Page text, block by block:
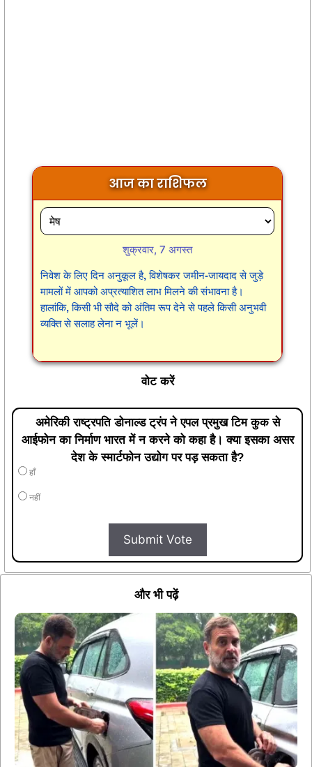
आज का राशिफल
शुक्रवार, 7 अगस्त
निवेश के लिए दिन अनुकूल है, विशेषकर जमीन-जायदाद से जुड़े
मामलों में आपको अप्रत्याशित लाभ मिलने की संभावना है।
हालांकि, किसी भी सौदे को अंतिम रूप देने से पहले किसी अनुभवी
व्यक्ति से सलाह लेना न भूलें।
वोट करें
अमेरिकी राष्ट्रपति डोनाल्ड ट्रंप ने एपल प्रमुख टिम कुक से
आईफोन का निर्माण भारत में न करने को कहा है। क्या इसका असर
देश के स्मार्टफोन उद्योग पर पड़ सकता है?
हाँ
नहीं
Submit Vote
और भी पढ़ें